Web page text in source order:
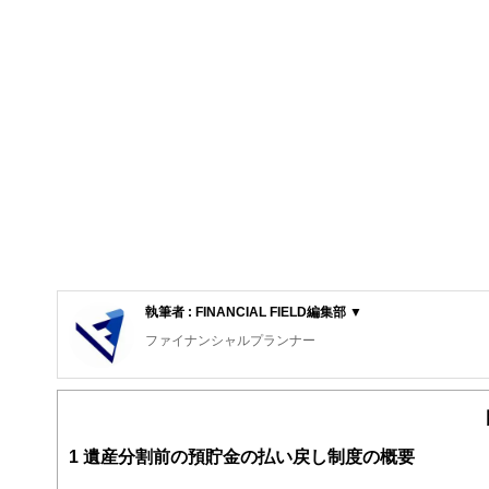
執筆者 : FINANCIAL FIELD編集部 ▼
ファイナンシャルプランナー
FinancialField編集部は、金融、経済に関する記事を、日
案から記事掲載まですべての工程に関わることで、読者目
1 遺産分割前の預貯金の払い戻し制度の概要